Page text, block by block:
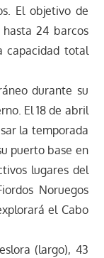
El objetivo de
24 barcos
capacidad total
durante su
El 18 de abril
la temporada
puerto base en
lugares del
Noruegos
el Cabo
(largo), 43